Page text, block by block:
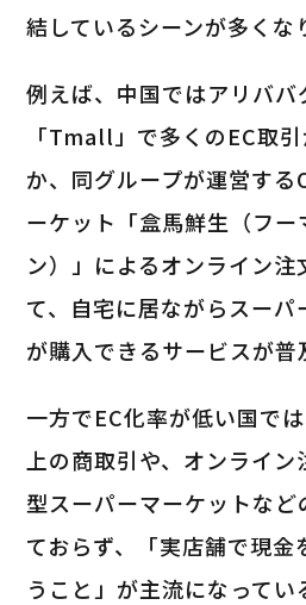
結しているシーンが多くな
例えば、中国ではアリババ
「Tmall」で多くのEC取
か、同グループが運営する
ーケット「盒馬鮮生（フー
ン）」によるオンライン注
て、自宅に居ながらスー
が購入できるサービスが普
一方でEC化率が低い国で
上の商取引や、オンライ
型スーパーマーケットなど
ておらず、「実店舗で現
うこと」が主流になってい